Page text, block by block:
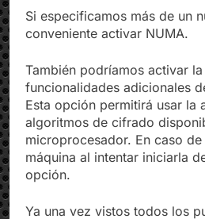
Si especificamos más de un
También podríamos activar la
funcionalidades adicionales
Esta opción permitirá usar la
algoritmos de cifrado
microprocesador. En caso de
máquina al intentar iniciarla